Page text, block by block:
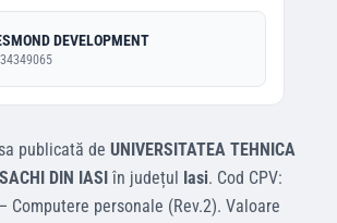
DEVELOPMENT
publicată de UNIVERSITATEA TEHNICA
DIN IASIîn județul Iasi. Cod CPV:
Computere personale (Rev.2). Valoare